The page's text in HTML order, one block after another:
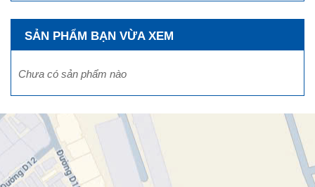
SẢN PHẨM BẠN VỪA XEM
Chưa có sản phẩm nào